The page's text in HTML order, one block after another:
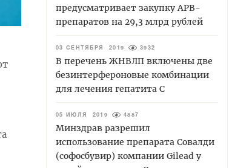
предусматривает закупку АРВ-
препаратов на 29,3 млрд рублей
03 СЕНТЯБРЯ 2019 3932
В перечень ЖНВЛП включены две
безинтерфероновые комбинации
для лечения гепатита С
05 ИЮЛЯ 2019 4887
Минздрав разрешил
использование препарата Совалди
(софосбувир) компании Gilead у